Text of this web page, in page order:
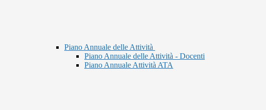
Piano Annuale delle Attività
Piano Annuale delle Attività - Docenti
Piano Annuale Attività ATA